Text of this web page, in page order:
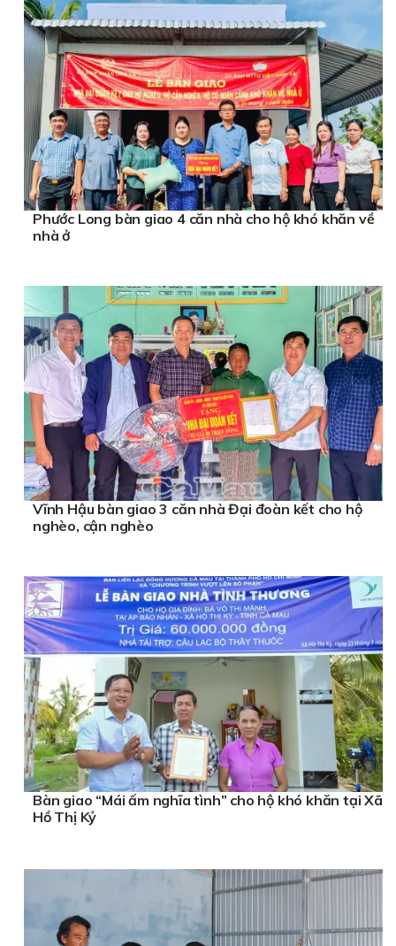
Phước Long bàn giao 4 căn nhà cho hộ khó khăn về
nhà ở
Vĩnh Hậu bàn giao 3 căn nhà Đại đoàn kết cho hộ
nghèo, cận nghèo
Bàn giao “Mái ấm nghĩa tình” cho hộ khó khăn tại Xã
Hồ Thị Kỷ